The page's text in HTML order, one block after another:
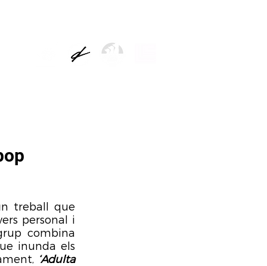
treball que
personal i
combina
inunda els
‘Adulta